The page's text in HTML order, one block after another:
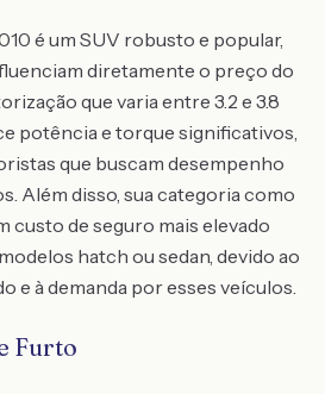
é um SUV robusto e popular,
diretamente o preço do
que varia entre 3.2 e 3.8
potência e torque significativos,
que buscam desempenho
Além disso, sua categoria como
custo de seguro mais elevado
hatch ou sedan, devido ao
e à demanda por esses veículos.
Furto